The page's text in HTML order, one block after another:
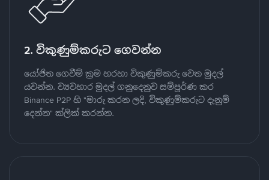
2. විකුණුම්කරුට ගෙවන්න
යෝජිත ගෙවීම් ක්‍රම හරහා විකුණුම්කරු වෙත මුදල්
යවන්න. ව්‍යවහාර මුදල් ගනුදෙනුව සම්පූර්ණ කර
Binance P2P හි "මාරු කරන ලදි, විකුණුම්කරුට දැනුම්
දෙන්න" ක්ලික් කරන්න.